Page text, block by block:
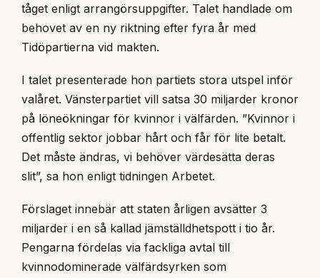
tåget enligt arrangörsuppgifter. Talet handlade om
behovet av en ny riktning efter fyra år med
Tidöpartierna vid makten.
I talet presenterade hon partiets stora utspel inför
valåret. Vänsterpartiet vill satsa 30 miljarder kronor
på löneökningar för kvinnor i välfärden. ”Kvinnor i
offentlig sektor jobbar hårt och får för lite betalt.
Det måste ändras, vi behöver värdesätta deras
slit”, sa hon enligt tidningen Arbetet.
Förslaget innebär att staten årligen avsätter 3
miljarder i en så kallad jämställdhetspott i tio år.
Pengarna fördelas via fackliga avtal till
kvinnodominerade välfärdsyrken som